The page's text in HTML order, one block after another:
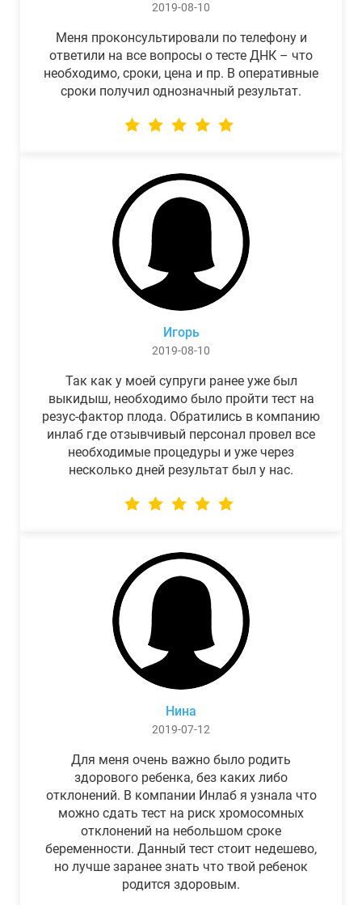
2019-08-10
Меня проконсультировали по телефону и
ответили на все вопросы о тесте ДНК – что
необходимо, сроки, цена и пр. В оперативные
сроки получил однозначный результат.
Игорь
2019-08-10
Так как у моей супруги ранее уже был
выкидыш, необходимо было пройти тест на
резус-фактор плода. Обратились в компанию
инлаб где отзывчивый персонал провел все
необходимые процедуры и уже через
несколько дней результат был у нас.
Нина
2019-07-12
Для меня очень важно было родить
здорового ребенка, без каких либо
отклонений. В компании Инлаб я узнала что
можно сдать тест на риск хромосомных
отклонений на небольшом сроке
беременности. Данный тест стоит недешево,
но лучше заранее знать что твой ребенок
родится здоровым.